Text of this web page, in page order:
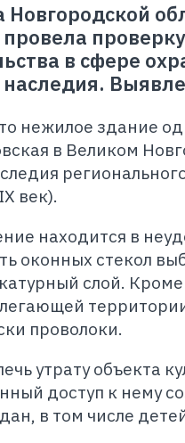
Новгородской
в сфере
наследия.
нежилое здание
в Великом
век).
находится в
оконных стекол
слой.
проволоки.
утрату объекта
доступ к нему
в том числе